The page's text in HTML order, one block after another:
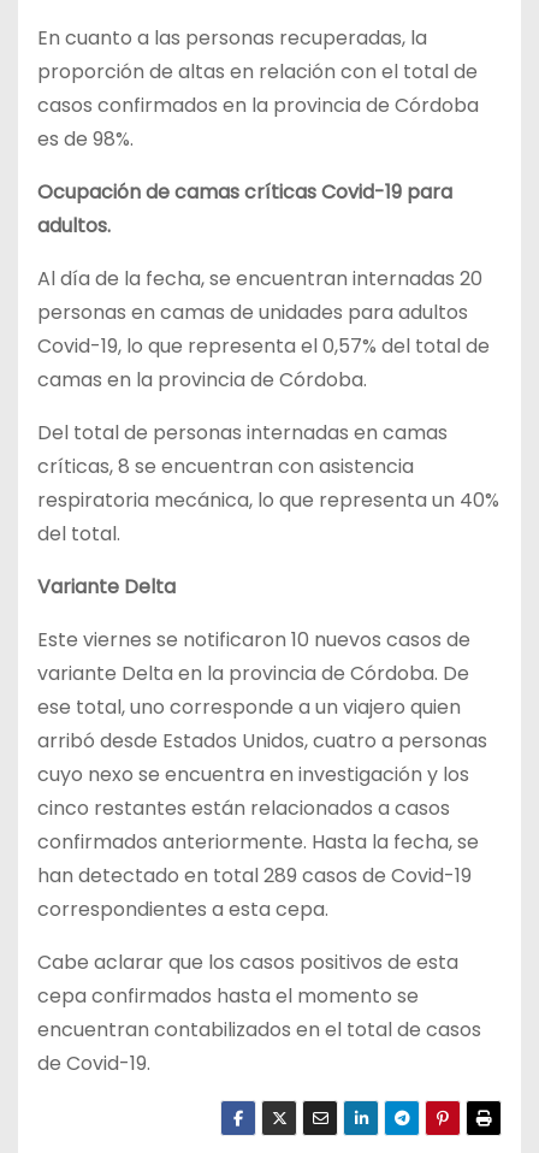
En cuanto a las personas recuperadas, la
proporción de altas en relación con el total de
casos confirmados en la provincia de Córdoba
es de 98%.
Ocupación de camas críticas Covid-19 para
adultos.
Al día de la fecha, se encuentran internadas 20
personas en camas de unidades para adultos
Covid-19, lo que representa el 0,57% del total de
camas en la provincia de Córdoba.
Del total de personas internadas en camas
críticas, 8 se encuentran con asistencia
respiratoria mecánica, lo que representa un 40%
del total.
Variante Delta
Este viernes se notificaron 10 nuevos casos de
variante Delta en la provincia de Córdoba. De
ese total, uno corresponde a un viajero quien
arribó desde Estados Unidos, cuatro a personas
cuyo nexo se encuentra en investigación y los
cinco restantes están relacionados a casos
confirmados anteriormente. Hasta la fecha, se
han detectado en total 289 casos de Covid-19
correspondientes a esta cepa.
Cabe aclarar que los casos positivos de esta
cepa confirmados hasta el momento se
encuentran contabilizados en el total de casos
de Covid-19.